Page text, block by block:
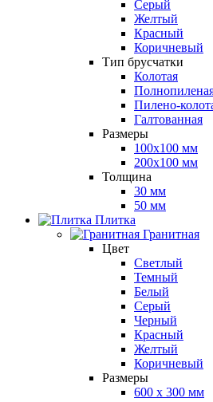
Серый
Желтый
Красный
Коричневый
Тип брусчатки
Колотая
Пилено-
Галтованная
Размеры
100х100 мм
200х100 мм
Толщина
30 мм
50 мм
Плитка
Гранитная
Цвет
Светлый
Темный
Белый
Серый
Черный
Красный
Желтый
Коричневый
Размеры
600 х 300 мм